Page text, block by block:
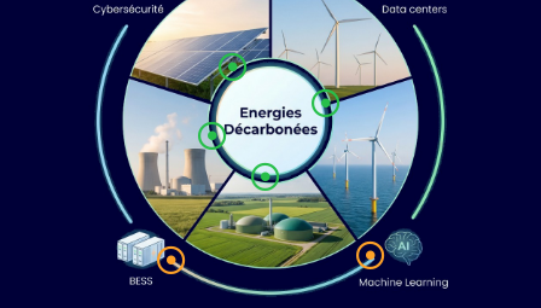





